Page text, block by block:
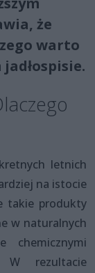
że
warto
letnich
na istocie
takie produkty
w naturalnych
chemicznymi
W rezultacie